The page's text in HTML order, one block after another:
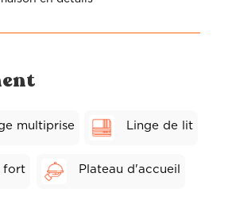
multiprise Linge de lit
fort Plateau d'accueil